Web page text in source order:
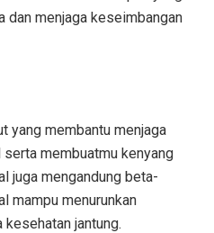
dan menjaga keseimbangan
yang membantu menjaga
membuatmu kenyang
juga mengandung beta-
mampu menurunkan
jantung.